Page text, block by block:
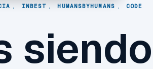
INBEST HUMANSBYHUMANS CODE